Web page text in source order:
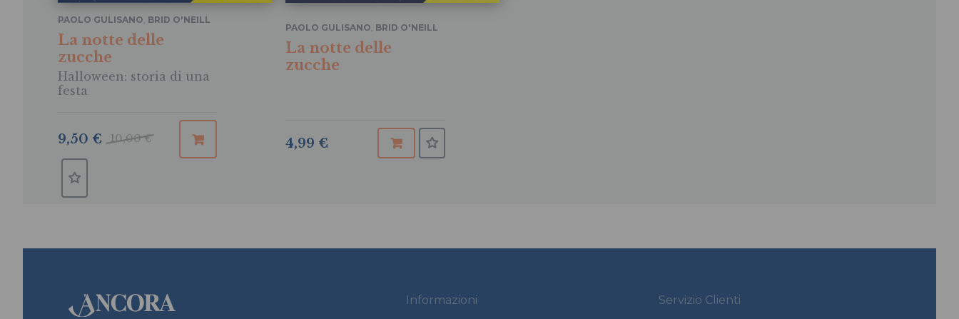
La notte delle
zucche
Halloween: storia di una
festa
PAOLO GULISANO BRID O'NEILL
10,00 €
9,50 €
La notte delle
zucche
PAOLO GULISANO, BRID O'NEILL
4,99 €
Informazioni Servizio Clienti